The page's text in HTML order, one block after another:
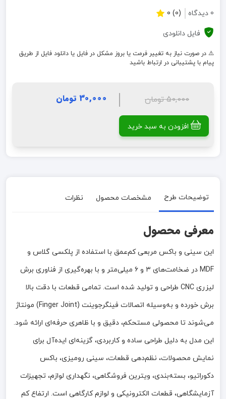
0 دیدگاه
(0) 0
فایل دانلودی
⚠️ در صورت نیاز به تغییر فرمت یا بروز مشکل در فایل یا دانلود فایل از طریق
پیام با پشتیبانی در ارتباط باشید
50,000 تومان 30,000 تومان
افزودن به سبد خرید
توضیحات طرح مشخصات محصول نظرات
معرفی محصول
این سینی و باکس مربعی کم‌عمق با استفاده از پلکسی گلاس و
MDF در ضخامت‌های ۳ و ۶ میلی‌متر و با بهره‌گیری از فناوری برش
لیزری CNC طراحی و تولید شده است. تمامی قطعات با دقت بالا
برش خورده و به‌وسیله اتصالات فینگرجوینت (Finger Joint) مونتاژ
می‌شوند تا محصولی مستحکم، دقیق و با ظاهری حرفه‌ای ارائه شود.
این مدل به دلیل طراحی ساده و کاربردی، گزینه‌ای ایده‌آل برای
نمایش محصولات، نظم‌دهی قطعات، سینی رومیزی، باکس
دکوراتیو، بسته‌بندی، ویترین فروشگاهی، نگهداری لوازم، تجهیزات
آزمایشگاهی، قطعات الکترونیکی و لوازم کارگاهی است. ارتفاع کم